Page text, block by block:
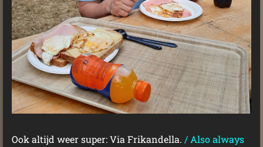
Ook altijd weer super: Via Frikandella. / Also always